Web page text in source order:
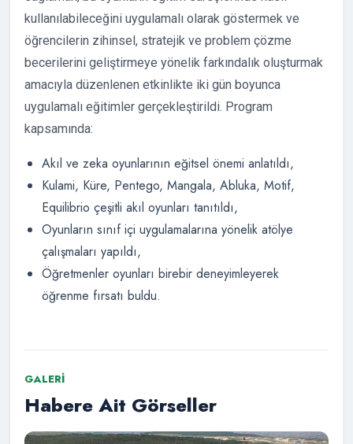
kullanılabileceğini uygulamalı olarak göstermek ve
öğrencilerin zihinsel, stratejik ve problem çözme
becerilerini geliştirmeye yönelik farkındalık oluşturmak
amacıyla düzenlenen etkinlikte iki gün boyunca
uygulamalı eğitimler gerçekleştirildi. Program
kapsamında:
Akıl ve zeka oyunlarının eğitsel önemi anlatıldı,
Kulami, Küre, Pentego, Mangala, Abluka, Motif,
Equilibrio çeşitli akıl oyunları tanıtıldı,
Oyunların sınıf içi uygulamalarına yönelik atölye
çalışmaları yapıldı,
Öğretmenler oyunları birebir deneyimleyerek
öğrenme fırsatı buldu.
GALERI
Habere Ait Görseller